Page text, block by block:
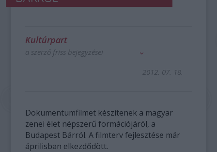
Kultúrpart
a szerző friss bejegyzései
2012. 07. 18.
Dokumentumfilmet készítenek a magyar
zenei élet népszerű formációjáról, a
Budapest Bárról. A filmterv fejlesztése már
áprilisban elkezdődött.